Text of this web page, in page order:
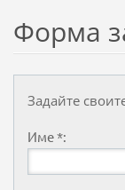
Форма
Задайте
Име *: